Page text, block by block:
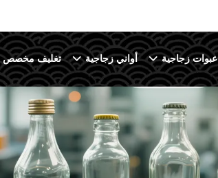
عبوات زجاجية أواني زجاجية تغليف مخصص